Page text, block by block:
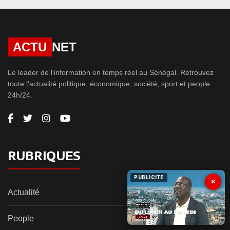
ACTU NET
Le leader de l'information en temps réel au Sénégal. Retrouvez
toute l'actualité politique, économique, société, sport et people
24h/24.
RUBRIQUES
Actualité
People
×
PUBLICITE